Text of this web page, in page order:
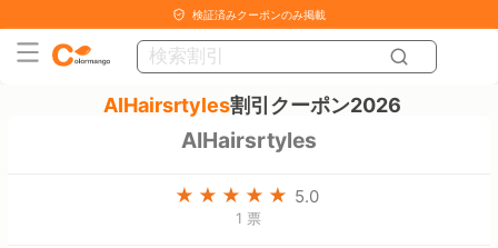
検証済みクーポンのみ掲載
AIHairsrtyles割引クーポン2026
AIHairsrtyles
5.0
1 票